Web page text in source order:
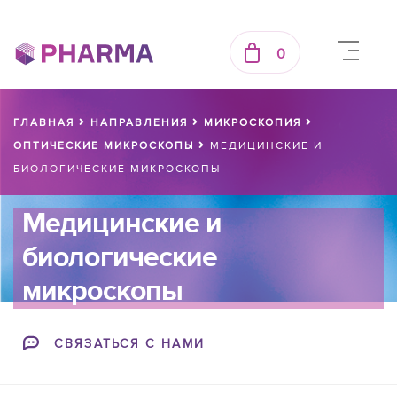
0
ГЛАВНАЯ НАПРАВЛЕНИЯ
МИКРОСКОПИЯ
ОПТИЧЕСКИЕ МИКРОСКОПЫ
МЕДИЦИНСКИЕ И
БИОЛОГИЧЕСКИЕ МИКРОСКОПЫ
Медицинские и
биологические
микроскопы
СВЯЗАТЬСЯ С НАМИ